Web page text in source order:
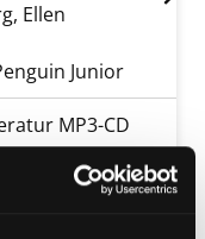
Geheimnis
Ellen
Junior
Geheimnis
MP3-CD